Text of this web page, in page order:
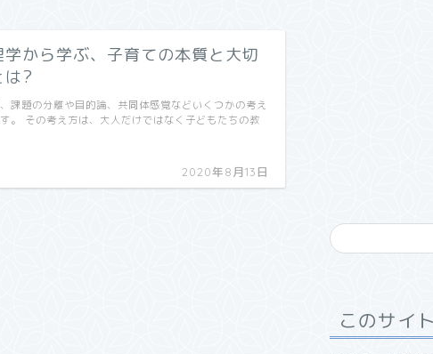
学から学ぶ、子育ての本質と大切
は?
2020年8月13日
課題の分離や目的論、共同体感覚などいくつかの考え
。 その考え方は、大人だけではなく子どもたちの教
このサイ